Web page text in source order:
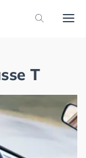
T